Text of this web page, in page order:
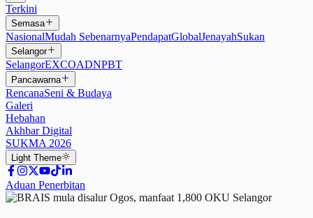
Terkini
Semasa
NasionalMudah SebenarnyaPendapatGlobalJenayahSukan
Selangor
SelangorEXCOADNPBT
Pancawarna
RencanaSeni & Budaya
Galeri
Hebahan
Akhbar Digital
SUKMA 2026
Light Theme
Aduan Penerbitan